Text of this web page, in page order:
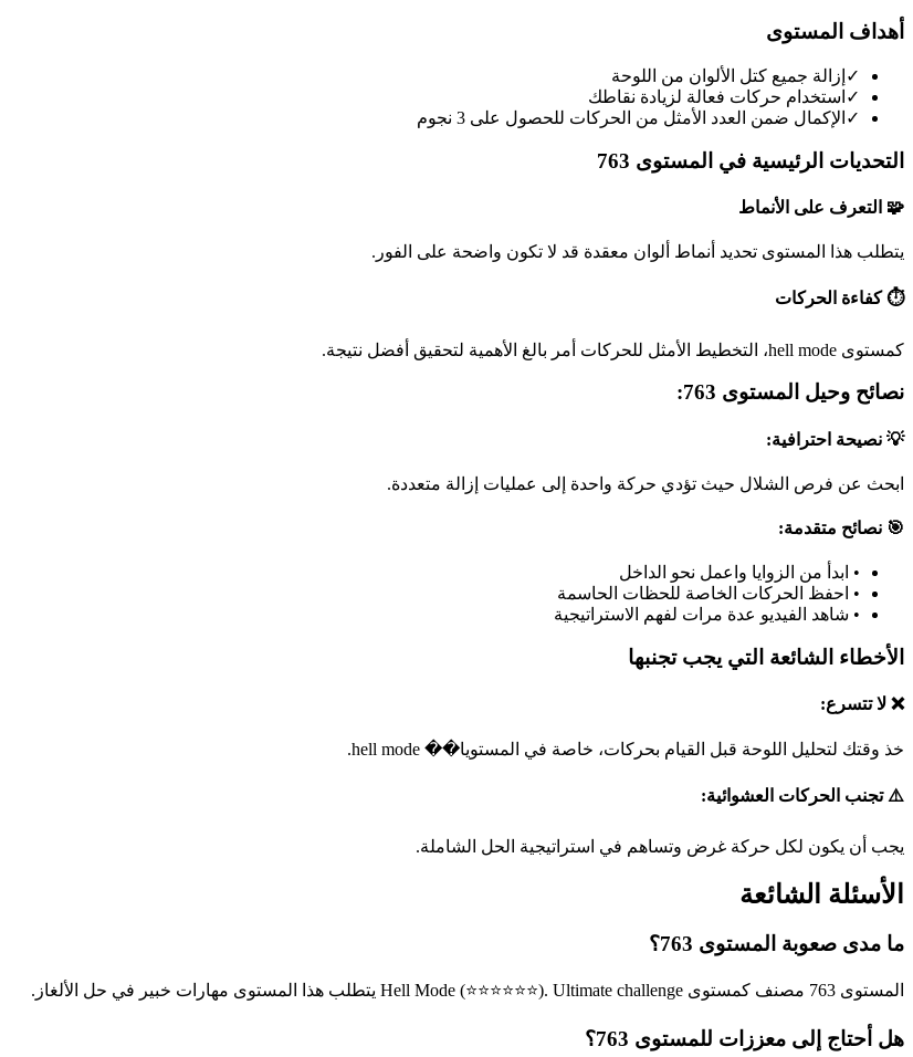
أهداف المستوى
✓ إزالة جميع كتل الألوان من اللوحة
✓ استخدام حركات فعالة لزيادة نقاطك
✓ الإكمال ضمن العدد الأمثل من الحركات للحصول على 3 نجوم
التحديات الرئيسية في المستوى 763
🧩 التعرف على الأنماط
يتطلب هذا المستوى تحديد أنماط ألوان معقدة قد لا تكون واضحة على الفور.
⏱️ كفاءة الحركات
كمستوى hell mode، التخطيط الأمثل للحركات أمر بالغ الأهمية لتحقيق أفضل نتيجة.
نصائح وحيل المستوى 763:
💡 نصيحة احترافية:
ابحث عن فرص الشلال حيث تؤدي حركة واحدة إلى عمليات إزالة متعددة.
🎯 نصائح متقدمة:
• ابدأ من الزوايا واعمل نحو الداخل
• احفظ الحركات الخاصة للحظات الحاسمة
• شاهد الفيديو عدة مرات لفهم الاستراتيجية
الأخطاء الشائعة التي يجب تجنبها
❌ لا تتسرع:
خذ وقتك لتحليل اللوحة قبل القيام بحركات، خاصة في المستويا�� hell mode.
⚠️ تجنب الحركات العشوائية:
يجب أن يكون لكل حركة غرض وتساهم في استراتيجية الحل الشاملة.
الأسئلة الشائعة
ما مدى صعوبة المستوى 763؟
المستوى 763 مصنف كمستوى Hell Mode (⭐⭐⭐⭐⭐⭐). Ultimate challenge يتطلب هذا المستوى مهارات خبير في حل الألغاز.
هل أحتاج إلى معززات للمستوى 763؟